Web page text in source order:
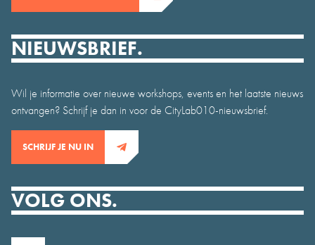
NIEUWSBRIEF.
Wil je informatie over nieuwe workshops, events en het laatste nieuws
ontvangen? Schrijf je dan in voor de CityLab010-nieuwsbrief.
SCHRIJF JE NU IN
VOLG ONS.